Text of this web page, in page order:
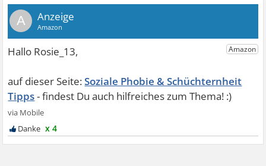
A
Soziale Phobie & Schüchternheit
Tipps
x 4